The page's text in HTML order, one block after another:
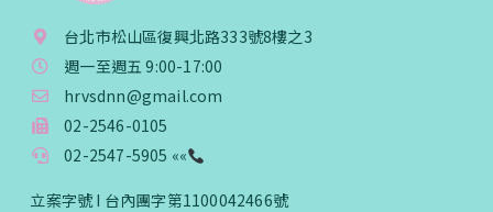
台北市松山區復興北路333號8樓之3
週一至週五 9:00-17:00
hrvsdnn@gmail.com
02-2546-0105
02-2547-5905 ««
立案字號 I 台內團字第1100042466號